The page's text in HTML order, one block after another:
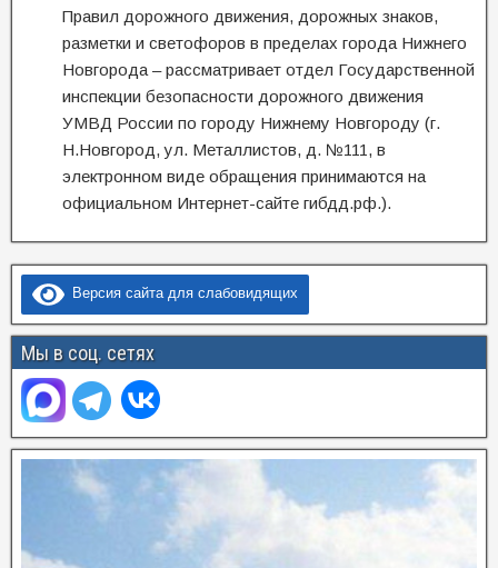
Правил дорожного движения, дорожных знаков,
разметки и светофоров в пределах города Нижнего
Новгорода – рассматривает отдел Государственной
инспекции безопасности дорожного движения
УМВД России по городу Нижнему Новгороду (г.
Н.Новгород, ул. Металлистов, д. №111, в
электронном виде обращения принимаются на
официальном Интернет-сайте гибдд.рф.).
Версия сайта для слабовидящих
Мы в соц. сетях